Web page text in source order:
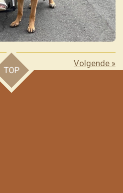
Volgende »
TOP